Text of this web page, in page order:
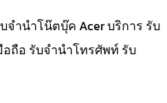
จำนำโน๊ตบุ๊ค Acer บริการ รับ
ถือ รับจำนำโทรศัพท์ รับ